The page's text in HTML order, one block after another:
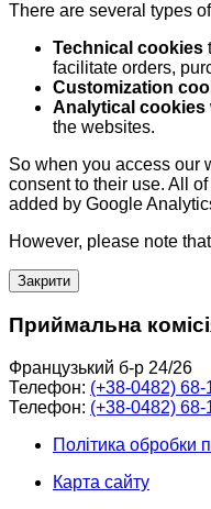
There are several types
Technical cookies
facilitate orders,
Customization
Analytical cookies
the websites.
So when you access our
consent to their use. All
added by Google
However, please note
Закрити
Приймальна
Французький б-р 24/26
Телефон: (+38-0482) 68-
Телефон: (+38-0482) 68-
Політика обробки
Карта сайту